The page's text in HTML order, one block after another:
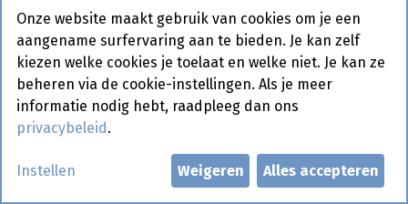
Steak Hachee "Façon
Bouchère" 15% Socopa
40 x 150 gr
Beefburger 100 gr Maxi
Rond 20% Socopa 5,4
kg
Bestelartikel
Onze website maakt gebruik van cookies om je een
aangename surfervaring aan te bieden. Je kan zelf
kiezen welke cookies je toelaat en welke niet. Je kan ze
beheren via de cookie-instellingen. Als je meer
informatie nodig hebt, raadpleeg dan ons
privacybeleid .
Instellen Weigeren Alles accepteren